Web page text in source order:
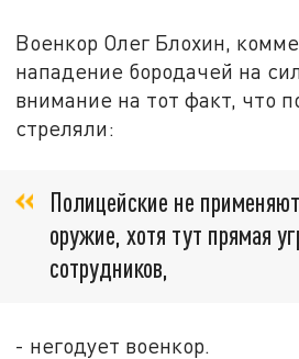
Военкор Олег Блохин,
нападение бородачей на
внимание на тот факт, что
стреляли:
Полицейские не
оружие, хотя тут прямая
сотрудников,
- негодует военкор.